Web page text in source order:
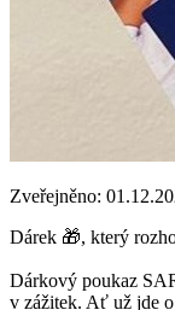
Zveřejněno:
Dárek 🎁, který
Dárkový poukaz
v zážitek. Ať už jde o